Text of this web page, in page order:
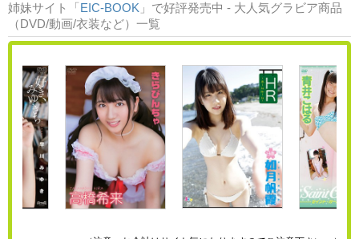
姉妹サイト「EIC-BOOK 」で好評発売中 - 大人気グラビア商品
（DVD/動画/衣装など）一覧